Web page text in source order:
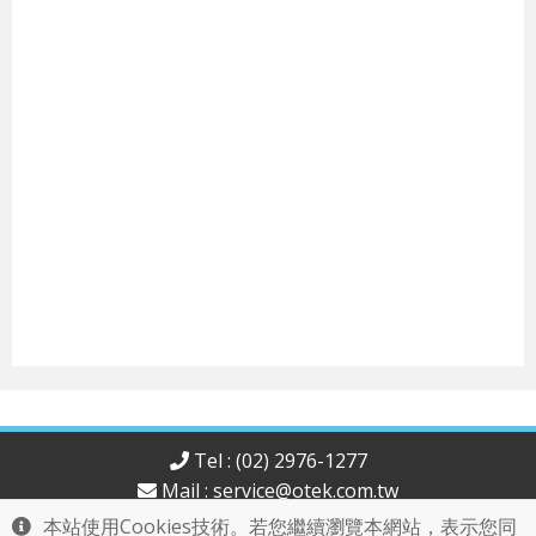
本站使用Cookies技術。若您繼續瀏覽本網站，表示您同
Tel : (02) 2976-1277
Mail : service@otek.com.tw
歐泰科技股份有限公司版權所有